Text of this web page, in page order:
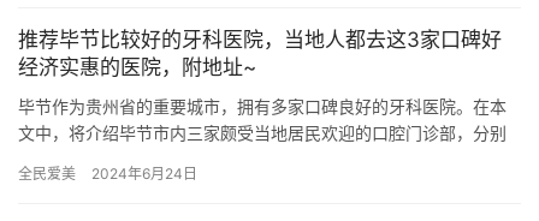
推荐毕节比较好的牙科医院，当地人都去这3家口碑好
经济实惠的医院，附地址~
毕节作为贵州省的重要城市，拥有多家口碑良好的牙科医院。在本
文中，将介绍毕节市内三家颇受当地居民欢迎的口腔门诊部，分别
州毕节…
全民爱美 2024年6月24日